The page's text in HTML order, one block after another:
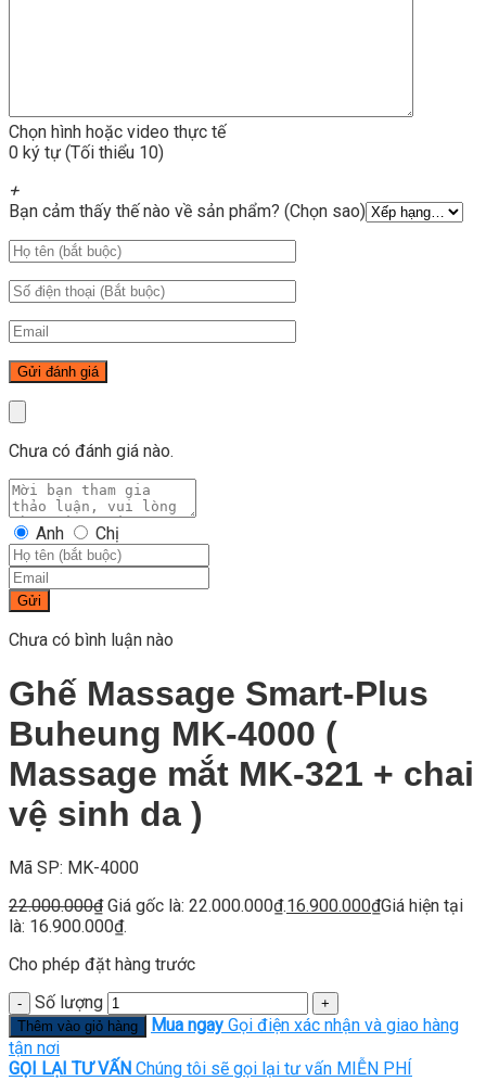
Chọn hình hoặc video thực tế
0 ký tự (Tối thiểu 10)
+
Bạn cảm thấy thế nào về sản phẩm? (Chọn sao)
Chưa có đánh giá nào.
Anh Chị
Gửi
Chưa có bình luận nào
Ghế Massage Smart-Plus
Buheung MK-4000 (
Massage mắt MK-321 + chai
vệ sinh da )
Mã SP: MK-4000
22.000.000₫ Giá gốc là: 22.000.000₫.16.900.000₫Giá hiện tại
là: 16.900.000₫.
Cho phép đặt hàng trước
Số lượng
Thêm vào giỏ hàng Mua ngay Gọi điện xác nhận và giao hàng
tận nơi
GỌI LẠI TƯ VẤN Chúng tôi sẽ gọi lại tư vấn MIỄN PHÍ